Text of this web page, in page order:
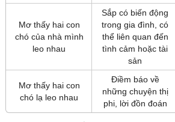
Mơ thấy hai con
chó của nhà mình
leo nhau
Sắp có biến động
trong gia đình, có
thể liên quan đến
tình cảm hoặc tài
sản
Mơ thấy hai con
chó lạ leo nhau
Điềm báo về
những chuyện thị
phi, lời đồn đoán